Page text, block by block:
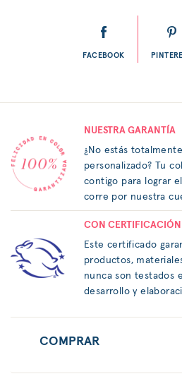
FACEBOOK
NUESTRA GARANTÍA
¿No estás
personalizado? Tu
contigo para lograr
corre por nuestra
CON
Este certificado
productos,
nunca son testados
desarrollo y
COMPRAR